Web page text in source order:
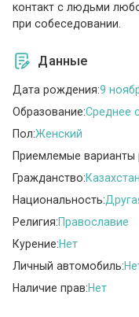
контакт с людьми
при собеседовании.
Данные
Дата рождения:9
Образование:Среднее
Пол:Женский
Приемлемые варианты
Гражданство:Казахстан
Национальность:
Религия:Православие
Курение:Нет
Личный автомобиль:
Наличие прав:Нет